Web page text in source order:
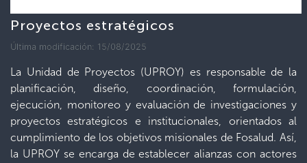
Proyectos estratégicos
Última modificación: 15/08/2025
La Unidad de Proyectos (UPROY) es responsable de la
planificación, diseño, coordinación, formulación,
ejecución, monitoreo y evaluación de investigaciones y
proyectos estratégicos e institucionales, orientados al
cumplimiento de los objetivos misionales de Fosalud. Así,
la UPROY se encarga de establecer alianzas con actores